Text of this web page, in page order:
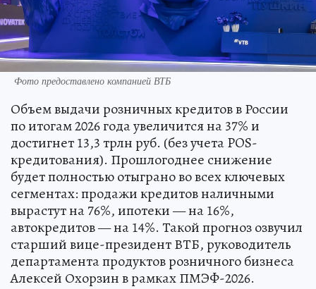
Фото предоставлено компанией ВТБ
Объем выдачи розничных кредитов в России
по итогам 2026 года увеличится на 37% и
достигнет 13,3 трлн руб. (без учета POS-
кредитования). Прошлогоднее снижение
будет полностью отыграно во всех ключевых
сегментах: продажи кредитов наличными
вырастут на 76%, ипотеки — на 16%,
автокредитов — на 14%. Такой прогноз озвучил
старший вице-президент ВТБ, руководитель
департамента продуктов розничного бизнеса
Алексей Охорзин в рамках ПМЭФ-2026.